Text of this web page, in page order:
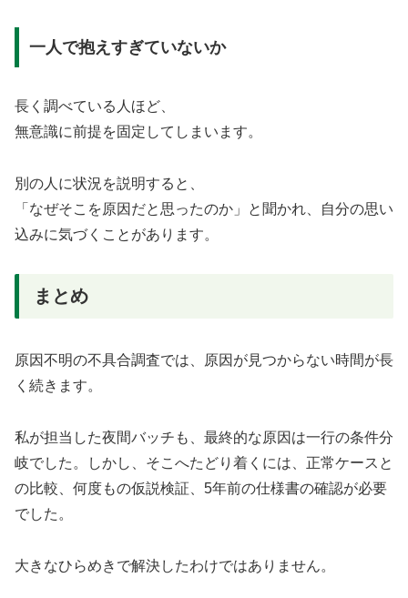
一人で抱えすぎていないか
長く調べている人ほど、
無意識に前提を固定してしまいます。
別の人に状況を説明すると、
「なぜそこを原因だと思ったのか」と聞かれ、自分の思い
込みに気づくことがあります。
まとめ
原因不明の不具合調査では、原因が見つからない時間が長
く続きます。
私が担当した夜間バッチも、最終的な原因は一行の条件分
岐でした。しかし、そこへたどり着くには、正常ケースと
の比較、何度もの仮説検証、5年前の仕様書の確認が必要
でした。
大きなひらめきで解決したわけではありません。